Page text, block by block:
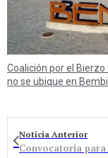
Coalición por el Bierzo
no se ubique en
Noticia Anterior
Convocatoria